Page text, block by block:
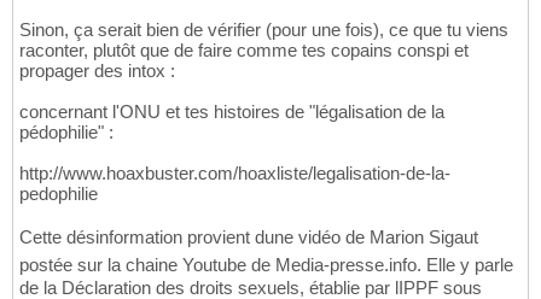
Sinon, ça serait bien de vérifier (pour une fois), ce que tu viens
raconter, plutôt que de faire comme tes copains conspi et
propager des intox :
concernant l'ONU et tes histoires de "légalisation de la
pédophilie" :
http://www.hoaxbuster.com/hoaxliste/legalisation-de-la-
pedophilie
Cette désinformation provient dune vidéo de Marion Sigaut
postée sur la chaine Youtube de Media-presse.info. Elle y parle
de la Déclaration des droits sexuels, établie par lIPPF sous